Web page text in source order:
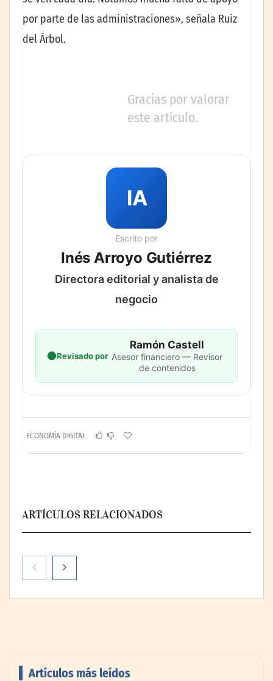
por parte de las administraciones», señala Ruiz
del Árbol.
Gracias por valorar
este artículo.
IA
Escrito por
Inés Arroyo Gutiérrez
Directora editorial y analista de
negocio
Revisado por
Ramón Castell
Asesor financiero — Revisor
de contenidos
ECONOMÍA DIGITAL
ARTÍCULOS RELACIONADOS
Paso a paso: ¿cómo prepararse para la
transición a la jornada de 40 horas? Guía
Artículos más leídos